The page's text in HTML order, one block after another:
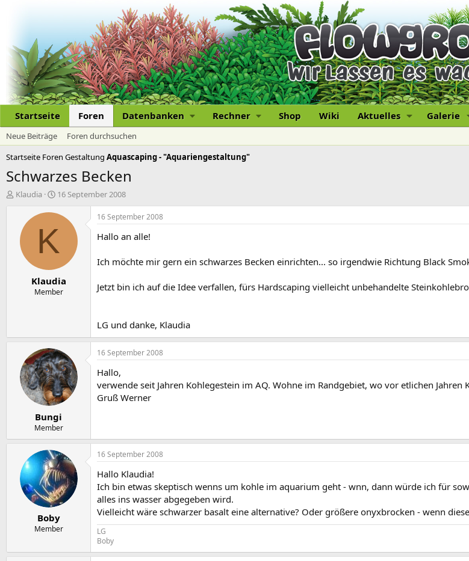
Startseite Foren Datenbanken Rechner Shop Wiki Aktuelles Galerie
Neue Beiträge
Foren durchsuchen
Startseite Foren Gestaltung Aquascaping - "Aquariengestaltung"
Schwarzes Becken
E
Klaudia
E
s
l
t
a
m
16 September 2008
K
Klaudia
Member
16 September 2008
Hallo an alle!
Ich möchte mir gern ein schwarzes Becken einrichten... so irgendwie Richtung Black
Jetzt bin ich auf die Idee verfallen, fürs Hardscaping vielleicht unbehandelte
LG und danke, Klaudia
Bungi
Member
16 September 2008
Hallo,
verwende seit Jahren Kohlegestein im AQ. Wohne im Randgebiet, wo vor etlichen
Gruß Werner
Boby
Member
16 September 2008
Hallo Klaudia!
Ich bin etwas skeptisch wenns um kohle im aquarium geht - wnn, dann würde ich für
alles ins wasser abgegeben wird.
Vielleicht wäre schwarzer basalt eine alternative? Oder größere onyxbrocken - wenn
LG
Boby